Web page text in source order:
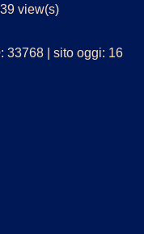
view(s)
33768 | sito oggi: 16